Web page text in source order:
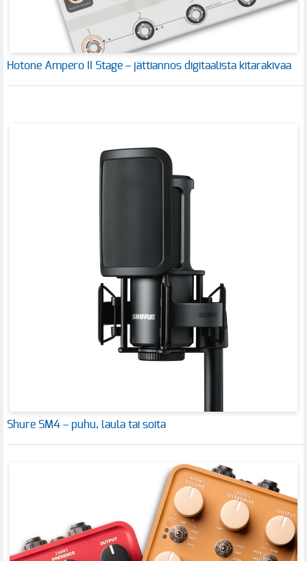
Hotone Ampero II Stage – jättiannos digitaalista kitarakivaa
Shure SM4 – puhu, laula tai soita